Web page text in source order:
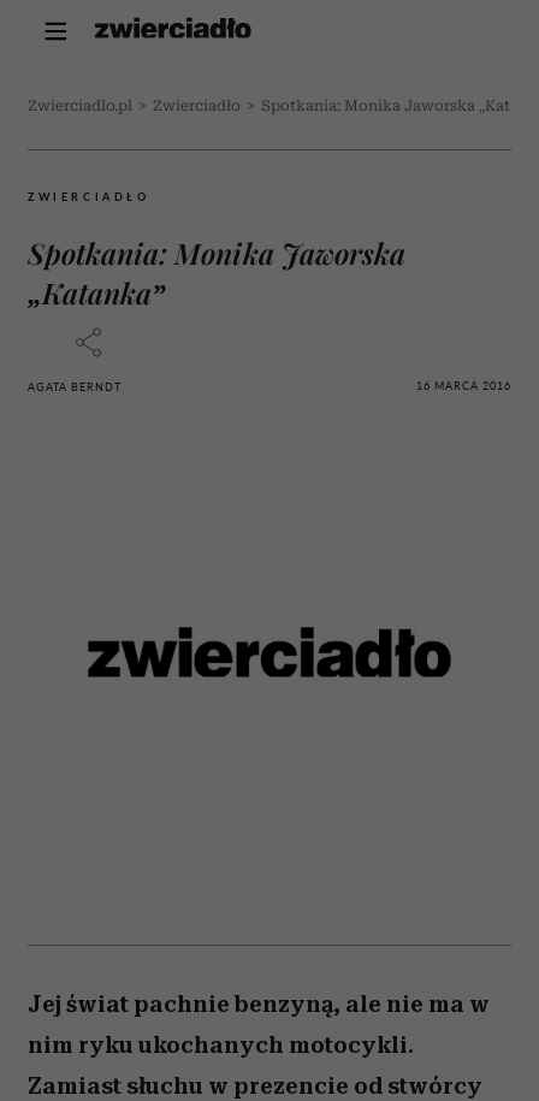
Zwierciadlo.pl > Zwierciadło > Spotkania: Monika Jaworska
ZWIERCIADŁO
Spotkania: Monika Jaworska
„Katanka”
AGATA BERNDT 16 MARCA 2016
Jej świat pachnie benzyną, ale nie ma w
nim ryku ukochanych motocykli.
Zamiast słuchu w prezencie od stwórcy